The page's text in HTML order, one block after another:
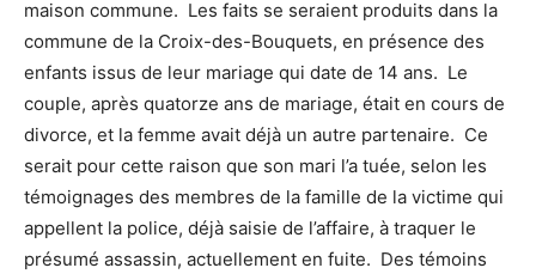
maison commune. Les faits se seraient produits dans la
commune de la Croix-des-Bouquets, en présence des
enfants issus de leur mariage qui date de 14 ans. Le
couple, après quatorze ans de mariage, était en cours de
divorce, et la femme avait déjà un autre partenaire. Ce
serait pour cette raison que son mari l’a tuée, selon les
témoignages des membres de la famille de la victime qui
appellent la police, déjà saisie de l’affaire, à traquer le
présumé assassin, actuellement en fuite. Des témoins